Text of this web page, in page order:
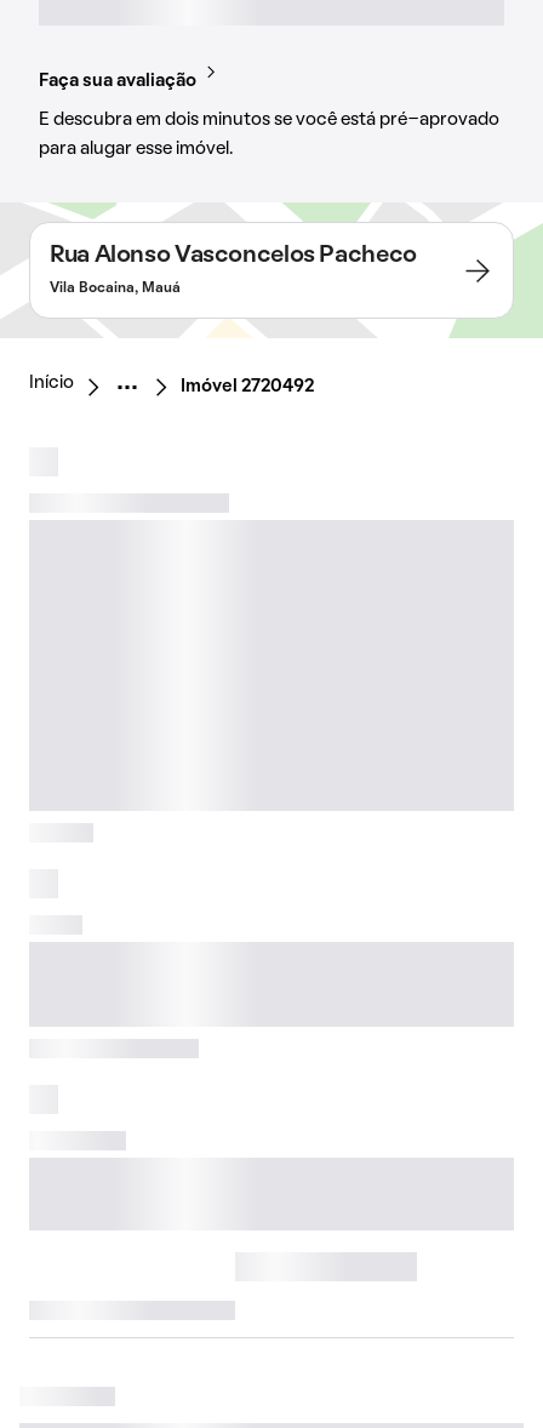
Faça sua avaliação
E descubra em dois minutos se você está pré-aprovado
para alugar esse imóvel.
Rua Alonso Vasconcelos Pacheco
Vila Bocaina, Mauá
Início Imóvel 2720492